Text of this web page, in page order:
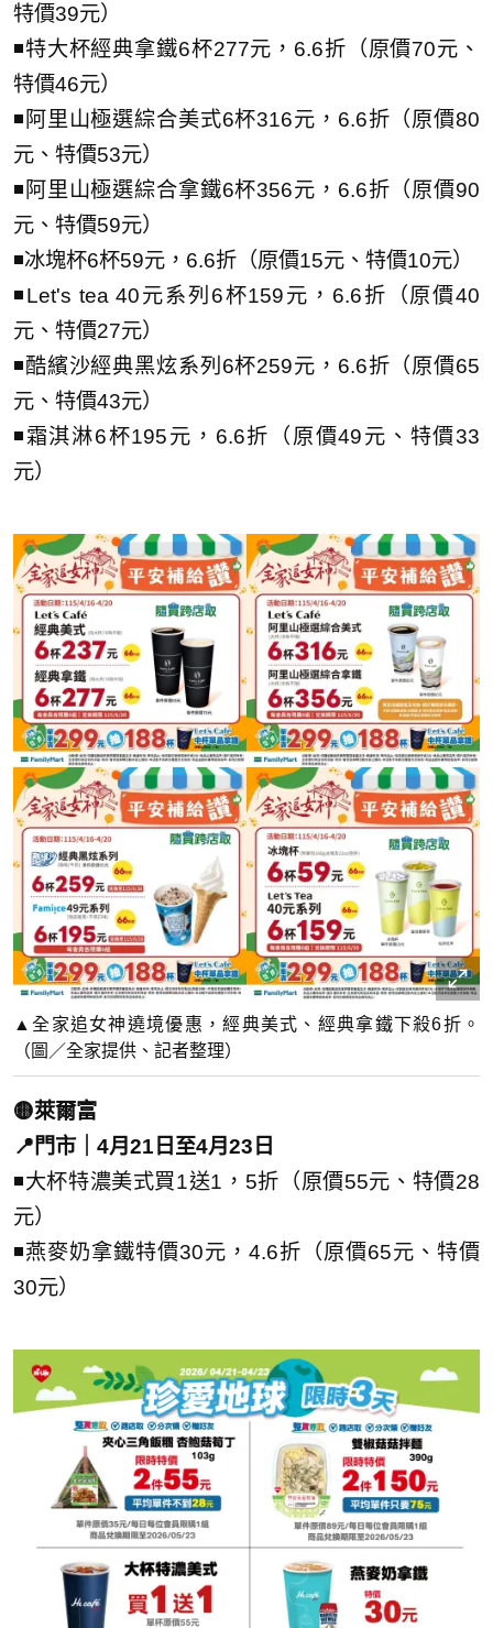
特價39元）
◾特大杯經典拿鐵6杯277元，6.6折（原價70元、
特價46元）
◾阿里山極選綜合美式6杯316元，6.6折（原價80
元、特價53元）
◾阿里山極選綜合拿鐵6杯356元，6.6折（原價90
元、特價59元）
◾冰塊杯6杯59元，6.6折（原價15元、特價10元）
◾Let's tea 40元系列6杯159元，6.6折（原價40
元、特價27元）
◾酷繽沙經典黑炫系列6杯259元，6.6折（原價65
元、特價43元）
◾霜淇淋6杯195元，6.6折（原價49元、特價33
元）
▲全家追女神遶境優惠，經典美式、經典拿鐵下殺6折。
（圖／全家提供、記者整理）
🟡萊爾富
📍門市｜4月21日至4月23日
◾大杯特濃美式買1送1，5折（原價55元、特價28
元）
◾燕麥奶拿鐵特價30元，4.6折（原價65元、特價
30元）